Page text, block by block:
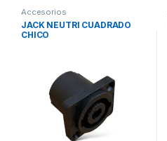
Accesorios
JACK NEUTRI CUADRADO
CHICO